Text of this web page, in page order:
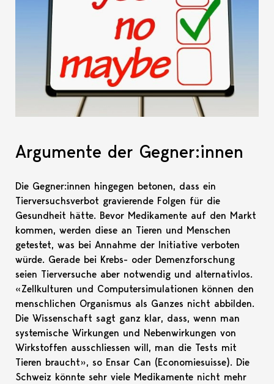
Argumente der Gegner:innen
Die Gegner:innen hingegen betonen, dass ein
Tierversuchsverbot gravierende Folgen für die
Gesundheit hätte. Bevor Medikamente auf den Markt
kommen, werden diese an Tieren und Menschen
getestet, was bei Annahme der Initiative verboten
würde. Gerade bei Krebs- oder Demenzforschung
seien Tierversuche aber notwendig und alternativlos.
«Zellkulturen und Computersimulationen können den
menschlichen Organismus als Ganzes nicht abbilden.
Die Wissenschaft sagt ganz klar, dass, wenn man
systemische Wirkungen und Nebenwirkungen von
Wirkstoffen ausschliessen will, man die Tests mit
Tieren braucht», so Ensar Can (Economiesuisse). Die
Schweiz könnte sehr viele Medikamente nicht mehr